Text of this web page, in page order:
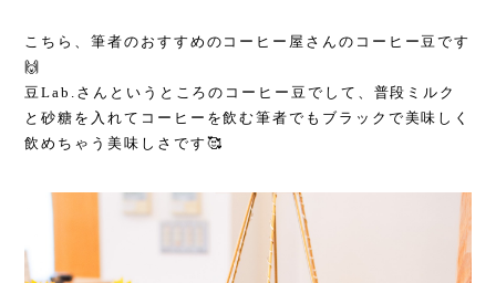
こちら、筆者のおすすめのコーヒー屋さんのコーヒー豆です
🙌
豆Lab.さんというところのコーヒー豆でして、普段ミルク
と砂糖を入れてコーヒーを飲む筆者でもブラックで美味しく
飲めちゃう美味しさです🥰